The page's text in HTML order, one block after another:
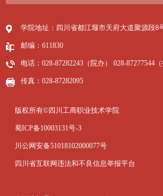
学院地址：四川省都江堰市天府大道聚源段8
邮编：611830
电话：028-87282243（院办） 028-87277544（
传真：028-87282095
版权所有©四川工商职业技术学院
蜀ICP备10003131号-3
川公网安备51018102000077号
四川省互联网违法和不良信息举报平台